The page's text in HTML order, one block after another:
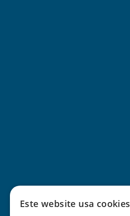
Este website usa cookies